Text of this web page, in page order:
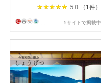
5.0 （1件）
5サイトで掲載中